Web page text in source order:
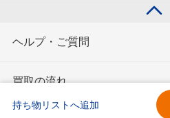
持ち物リストへ追加
ヘルプ・ご質問
買取の流れ